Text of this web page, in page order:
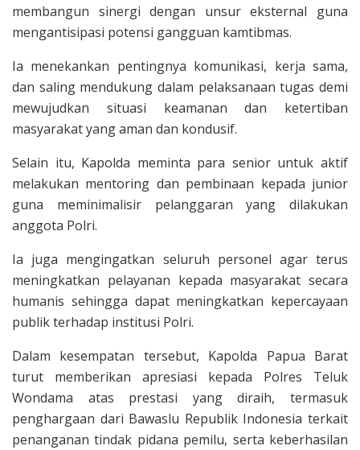
membangun sinergi dengan unsur eksternal guna
mengantisipasi potensi gangguan kamtibmas.
Ia menekankan pentingnya komunikasi, kerja sama,
dan saling mendukung dalam pelaksanaan tugas demi
mewujudkan situasi keamanan dan ketertiban
masyarakat yang aman dan kondusif.
Selain itu, Kapolda meminta para senior untuk aktif
melakukan mentoring dan pembinaan kepada junior
guna meminimalisir pelanggaran yang dilakukan
anggota Polri.
Ia juga mengingatkan seluruh personel agar terus
meningkatkan pelayanan kepada masyarakat secara
humanis sehingga dapat meningkatkan kepercayaan
publik terhadap institusi Polri.
Dalam kesempatan tersebut, Kapolda Papua Barat
turut memberikan apresiasi kepada Polres Teluk
Wondama atas prestasi yang diraih, termasuk
penghargaan dari Bawaslu Republik Indonesia terkait
penanganan tindak pidana pemilu, serta keberhasilan